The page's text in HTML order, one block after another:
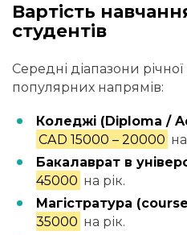
Вартість
студентів
Середні діапазони річної
популярних напрямів:
Коледжі (Diploma /
CAD 15000 – 20000
Бакалаврат в
45000 на рік.
Магістратура
35000 на рік.